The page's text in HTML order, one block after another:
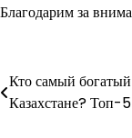
Благодарим за
Навигация
по
Кто самый
Казахстане? Топ-